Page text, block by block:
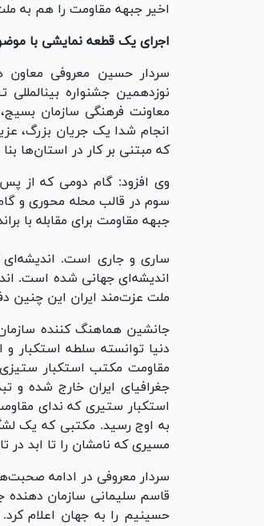
اخیر جبهه مقاومت را هم به
اجرای یک قطعه نمایشی با
سردار حسین معروفی معاون
نوزدهمین جشنواره
معاونت فرهنگی سازمان بسیج،
انجام شدا یک جریان بزرگ،
که مبتنی بر کار در استان‌ها
وی افزود: گام دومی که از
سوم در قالب محله محوری و
جبهه مقاومت برای مقابله با
ساری و جاری است. اندیشه‌ای
اندیشه‌ای جهانی شده است.
ملت عزت‌مند ایران این چنین
جانشین هماهنگ کننده
دنیا توانسته سلطه استکبار
جغرافیای ایران خارج شده و
استکبار ستیری که ندای
مسیری که نامشان را تا ابد در
سردار معروفی در ادامه
قاسم سلیمانی سازمان دهنده
حسینیم را به جهان اعلام